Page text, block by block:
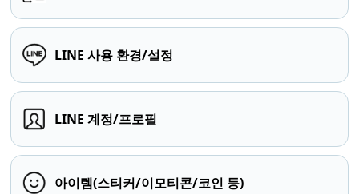
LINE 사용 환경/설정
LINE 계정/프로필
아이템(스티커/이모티콘/코인 등)